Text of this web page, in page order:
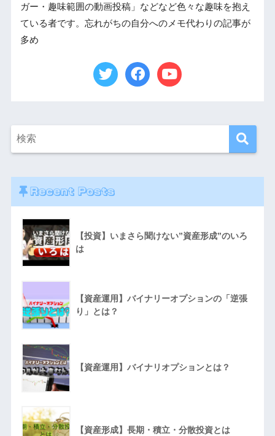
ガー・趣味範囲の動画投稿」などなど色々な趣味を抱え
ている者です。忘れがちの自分へのメモ代わりの記事が
多め
Recent Posts
【投資】いまさら聞けない”資産形成”のいろ
は
【資産運用】バイナリーオプションの「逆張
り」とは？
【資産運用】バイナリオプションとは？
【資産形成】長期・積立・分散投資とは